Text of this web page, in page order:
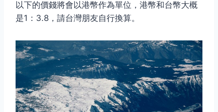
以下的價錢將會以港幣作為單位，港幣和台幣大概
是1：3.8，請台灣朋友自行換算。